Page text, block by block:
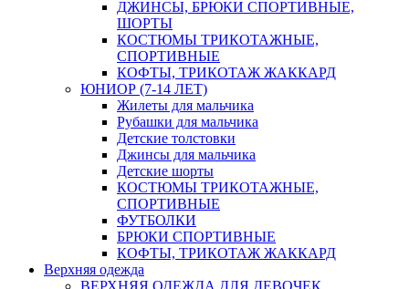
ДЖИНСЫ, БРЮКИ СПОРТИВНЫЕ,
ШОРТЫ
КОСТЮМЫ ТРИКОТАЖНЫЕ,
СПОРТИВНЫЕ
КОФТЫ, ТРИКОТАЖ ЖАККАРД
ЮНИОР (7-14 ЛЕТ)
Жилеты для мальчика
Рубашки для мальчика
Детские толстовки
Джинсы для мальчика
Детские шорты
КОСТЮМЫ ТРИКОТАЖНЫЕ,
СПОРТИВНЫЕ
ФУТБОЛКИ
БРЮКИ СПОРТИВНЫЕ
КОФТЫ, ТРИКОТАЖ ЖАККАРД
Верхняя одежда
ВЕРХНЯЯ ОДЕЖДА ДЛЯ ДЕВОЧЕК